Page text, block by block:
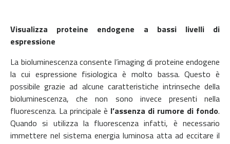
Visualizza proteine endogene a bassi livelli di
espressione
La bioluminescenza consente l’imaging di proteine endogene
la cui espressione fisiologica è molto bassa. Questo è
possibile grazie ad alcune caratteristiche intrinseche della
bioluminescenza, che non sono invece presenti nella
fluorescenza. La principale è l’assenza di rumore di fondo.
Quando si utilizza la fluorescenza infatti, è necessario
immettere nel sistema energia luminosa atta ad eccitare il